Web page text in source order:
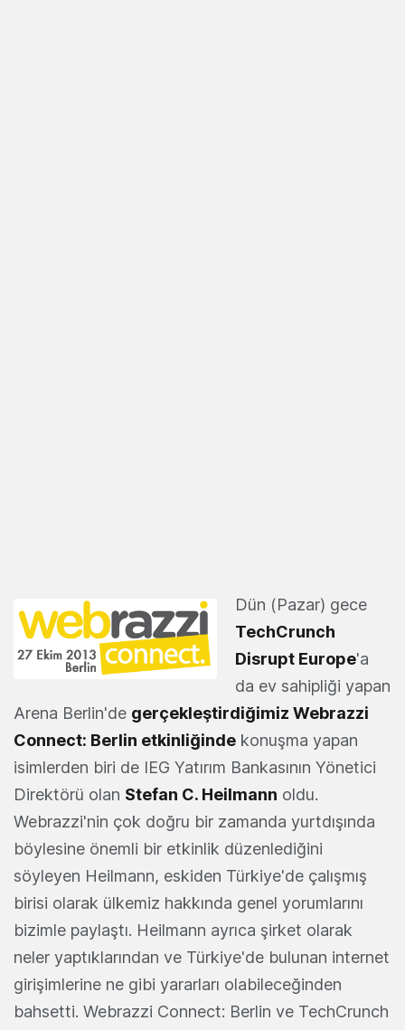
Dün (Pazar) gece
TechCrunch
Disrupt Europe'a
da ev sahipliği yapan
Arena Berlin'de gerçekleştirdiğimiz Webrazzi
Connect: Berlin etkinliğinde konuşma yapan
isimlerden biri de IEG Yatırım Bankasının Yönetici
Direktörü olan Stefan C. Heilmann oldu.
Webrazzi'nin çok doğru bir zamanda yurtdışında
böylesine önemli bir etkinlik düzenlediğini
söyleyen Heilmann, eskiden Türkiye'de çalışmış
birisi olarak ülkemiz hakkında genel yorumlarını
bizimle paylaştı. Heilmann ayrıca şirket olarak
neler yaptıklarından ve Türkiye'de bulunan internet
girişimlerine ne gibi yararları olabileceğinden
bahsetti. Webrazzi Connect: Berlin ve TechCrunch